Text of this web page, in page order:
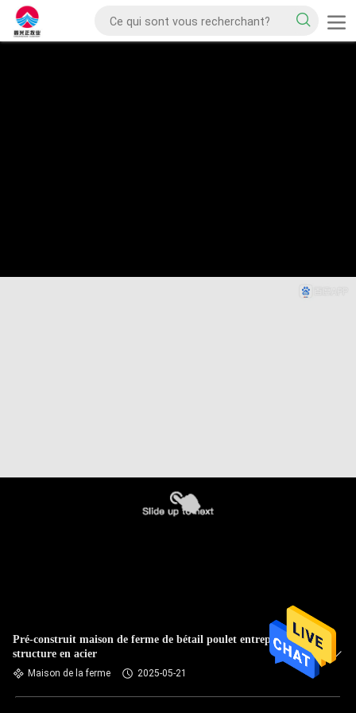
Pré-construit maison de ferme de bétail poulet entrepôt de
structure en acier
Maison de la ferme 2025-05-21